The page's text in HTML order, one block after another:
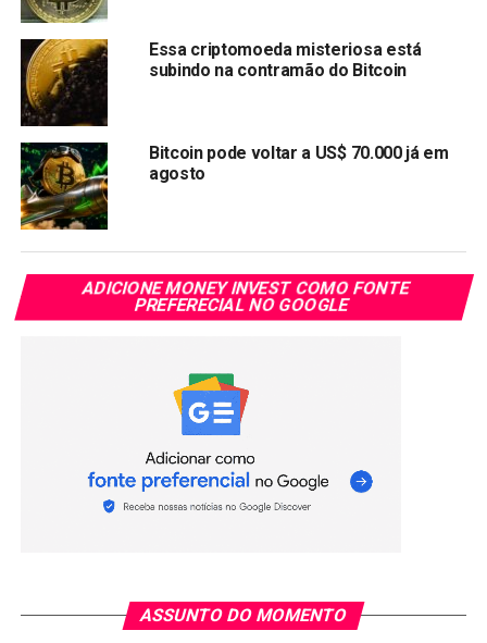
chegou a US$ 93,477! Isso está fazendo com que até os
mais céticos mudem de ideia. Alguns especialistas acham
que oBitcoin pode chegar a US$ 100 mil ainda este
ano.
O que está alimentando esse
otimismo?
provou ser resistente e adaptável em um mercado em
constante mudança.
reserva para essa moeda digital pioneira, uma coisa é
certa: o Bitcoin está solidificado como o líder no sistema
Compartilhar:
TÓPICOS RELACIONADOS: BITCOIN TRENDS
Essa criptomoeda misteriosa está
subindo na contramão do Bitcoin
Bitcoin pode voltar a US$ 70.000 já em
agosto
ADICIONE MONEY INVEST COMO FONTE
PREFERECIAL NO GOOGLE
ASSUNTO DO MOMENTO